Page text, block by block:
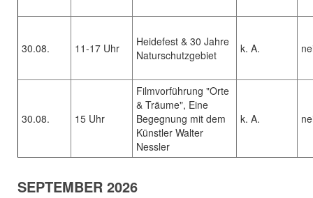
30.08. 11-17 Uhr
Heidefest & 30 Jahre
Naturschutzgebiet
k. A.
30.08. 15 Uhr
Filmvorführung "Orte
& Träume", Eine
Begegnung mit dem
Künstler Walter
Nessler
k. A.
SEPTEMBER 2026